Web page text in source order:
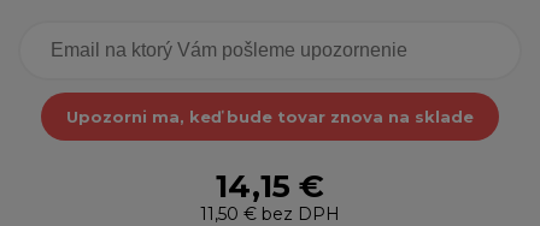
Upozorni ma, keď bude tovar znova na sklade
14,15 €
11,50 € bez DPH